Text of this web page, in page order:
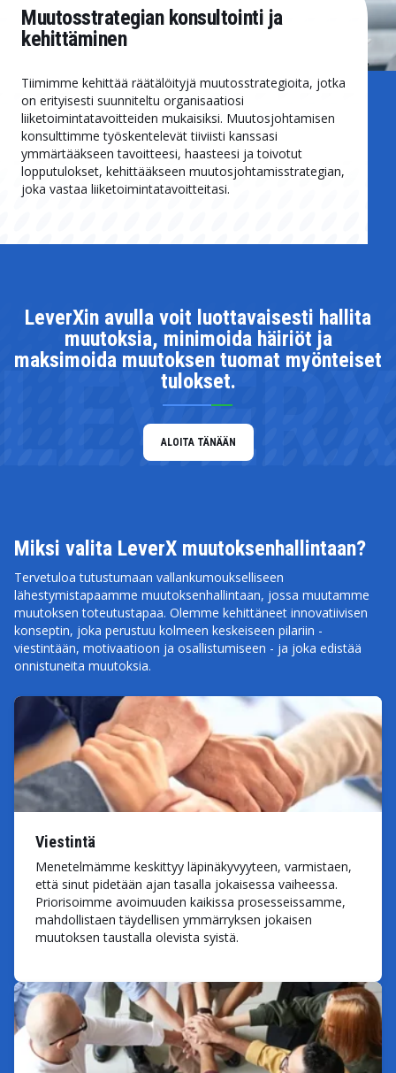
Muutosstrategian konsultointi ja
kehittäminen
Tiimimme kehittää räätälöityjä muutosstrategioita, jotka
on erityisesti suunniteltu organisaatiosi
liiketoimintatavoitteiden mukaisiksi. Muutosjohtamisen
konsulttimme työskentelevät tiiviisti kanssasi
ymmärtääkseen tavoitteesi, haasteesi ja toivotut
lopputulokset, kehittääkseen muutosjohtamisstrategian,
joka vastaa liiketoimintatavoitteitasi.
LeverXin avulla voit luottavaisesti hallita
muutoksia, minimoida häiriöt ja
maksimoida muutoksen tuomat myönteiset
tulokset.
ALOITA TÄNÄÄN
Miksi valita LeverX muutoksenhallintaan?
Tervetuloa tutustumaan vallankumoukselliseen
lähestymistapaamme muutoksenhallintaan, jossa muutamme
muutoksen toteutustapaa. Olemme kehittäneet innovatiivisen
konseptin, joka perustuu kolmeen keskeiseen pilariin -
viestintään, motivaatioon ja osallistumiseen - ja joka edistää
onnistuneita muutoksia.
Viestintä
Menetelmämme keskittyy läpinäkyvyyteen, varmistaen,
että sinut pidetään ajan tasalla jokaisessa vaiheessa.
Priorisoimme avoimuuden kaikissa prosesseissamme,
mahdollistaen täydellisen ymmärryksen jokaisen
muutoksen taustalla olevista syistä.